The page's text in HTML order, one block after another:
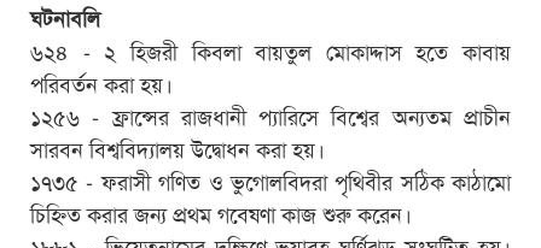
ঘটনাবলি
৬২৪ - ২ হিজরী কিবলা বায়তুল মোকাদ্দাস হতে কাবায়
পরিবর্তন করা হয়।
১২৫৬ - ফ্রান্সের রাজধানী প্যারিসে বিশ্বের অন্যতম প্রাচীন
সারবন বিশ্ববিদ্যালয় উদ্বোধন করা হয়।
১৭৩৫ - ফরাসী গণিত ও ভুগোলবিদরা পৃথিবীর সঠিক কাঠামো
চিহ্নিত করার জন্য প্রথম গবেষণা কাজ শুরু করেন।